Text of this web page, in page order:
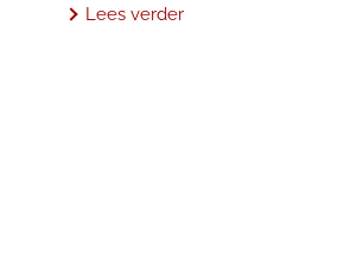
Lees verder